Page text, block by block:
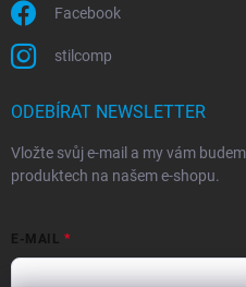
Facebook
stilcomp
ODEBÍRAT NEWSLETTER
Vložte svůj e-mail a my vám
produktech na našem e-shopu.
E-MAIL